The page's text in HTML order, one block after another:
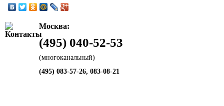
Москва:
(495) 040-52-53
(многоканальный)
(495) 083-57-26, 083-08-21